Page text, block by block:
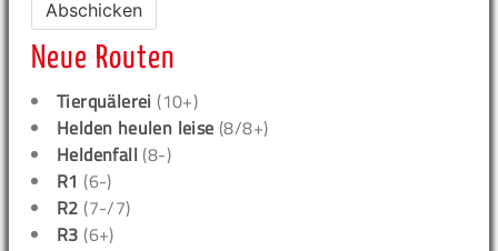
Neue Routen
Tierquälerei (10+)
Helden heulen leise (8/8+)
Heldenfall (8-)
R1 (6-)
R2 (7-/7)
R3 (6+)